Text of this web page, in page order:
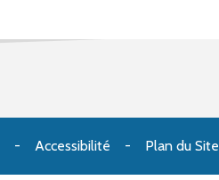
Accessibilité Plan du Site